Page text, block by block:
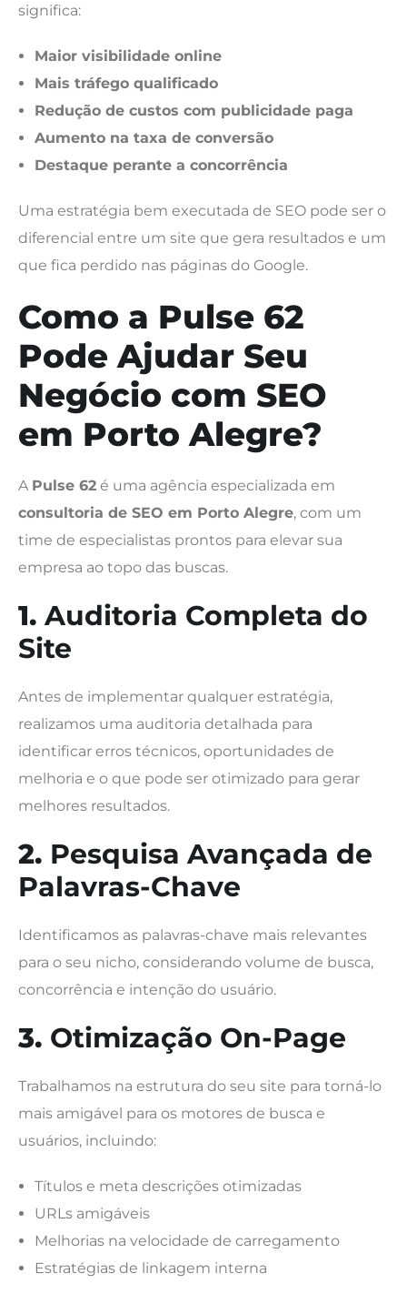
significa:
Maior visibilidade online
Mais tráfego qualificado
Redução de custos com publicidade paga
Aumento na taxa de conversão
Destaque perante a concorrência
Uma estratégia bem executada de SEO pode ser o
diferencial entre um site que gera resultados e um
que fica perdido nas páginas do Google.
Como a Pulse 62
Pode Ajudar Seu
Negócio com SEO
em Porto Alegre?
A Pulse 62 é uma agência especializada em
consultoria de SEO em Porto Alegre, com um
time de especialistas prontos para elevar sua
empresa ao topo das buscas.
1. Auditoria Completa do
Site
Antes de implementar qualquer estratégia,
realizamos uma auditoria detalhada para
identificar erros técnicos, oportunidades de
melhoria e o que pode ser otimizado para gerar
melhores resultados.
2. Pesquisa Avançada de
Palavras-Chave
Identificamos as palavras-chave mais relevantes
para o seu nicho, considerando volume de busca,
concorrência e intenção do usuário.
3. Otimização On-Page
Trabalhamos na estrutura do seu site para torná-lo
mais amigável para os motores de busca e
usuários, incluindo:
Títulos e meta descrições otimizadas
URLs amigáveis
Melhorias na velocidade de carregamento
Estratégias de linkagem interna